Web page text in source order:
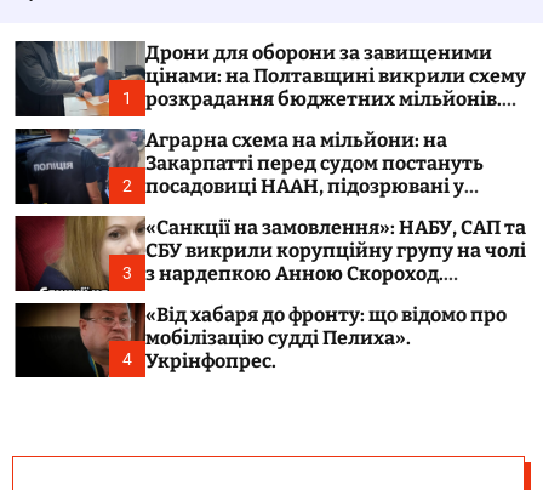
а
т
и
к
о
л
ь
р
о
в
г
о
р
ж
и
1
Дрони для оборони за завищеними
цінами: на Полтавщині викрили схему
розкрадання бюджетних мільйонів.
2
Аграрна схема на мільйони: на
Закарпатті перед судом постануть
посадовиці НААН, підозрювані у
3
«Санкції на замовлення»: НАБУ, САП та
СБУ викрили корупційну групу на чолі
з нардепкою Анною Скороход.
4
«Від хабаря до фронту: що відомо про
мобілізацію судді Пелиха».
Укрінфопрес.